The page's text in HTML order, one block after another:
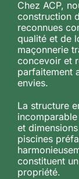
Chez ACP,
construction
reconnues
qualité et de
maçonnerie
concevoir et
parfaitement
envies.
La structure
et
piscines
constituent
propriété.